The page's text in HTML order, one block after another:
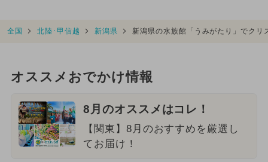
全国 北陸･甲信越 新潟県 新潟県の水族館「うみがたり」でク
オススメおでかけ情報
8月のオススメはコレ！
【関東】8月のおすすめを厳選し
てお届け！